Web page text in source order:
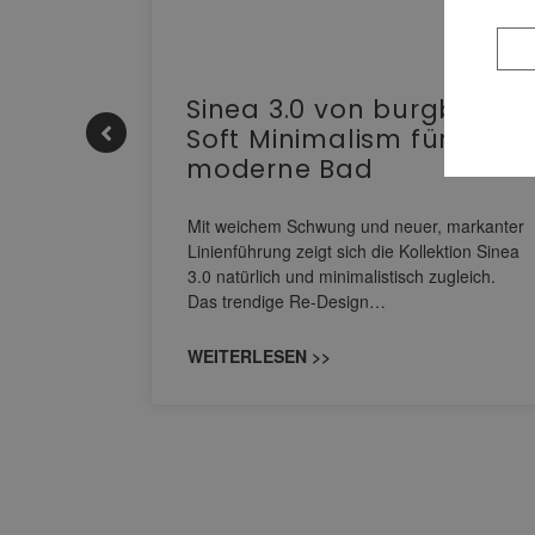
Sinea 3.0 von burgbad:
Soft Minimalism für das
moderne Bad
Mit weichem Schwung und neuer, markanter
Linienführung zeigt sich die Kollektion Sinea
3.0 natürlich und minimalistisch zugleich.
Das trendige Re-Design…
WEITERLESEN >>